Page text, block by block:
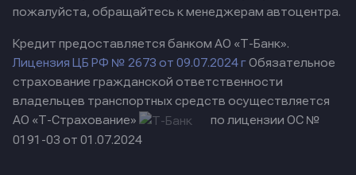
пожалуйста, обращайтесь к менеджерам автоцентра.
Кредит предоставляется банком АО «Т-Банк».
Лицензия ЦБ РФ № 2673 от 09.07.2024 гОбязательное
страхование гражданской ответственности
владельцев транспортных средств осуществляется
АО «Т-Страхование»
по лицензии ОС №
0191-03 от 01.07.2024